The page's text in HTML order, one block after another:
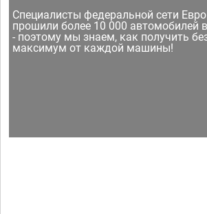
Специалисты федеральной сети
прошили более 10 000 автомобилей
- поэтому мы знаем, как получить
максимум от каждой машины!